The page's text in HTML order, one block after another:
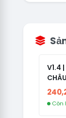
V1.4 |
NO
Còn